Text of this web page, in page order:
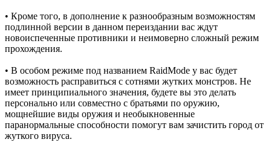
• Кроме того, в дополнение к разнообразным возможностям
подлинной версии в данном переиздании вас ждут
новоиспеченные противники и неимоверно сложный режим
прохождения.
• В особом режиме под названием RaidMode у вас будет
возможность расправиться с сотнями жутких монстров. Не
имеет принципиального значения, будете вы это делать
персонально или совместно с братьями по оружию,
мощнейшие виды оружия и необыкновенные
паранормальные способности помогут вам зачистить город от
жуткого вируса.